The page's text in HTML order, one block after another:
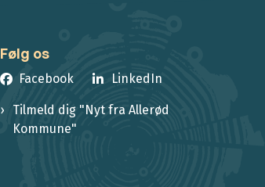
Følg os
Facebook LinkedIn
Tilmeld dig "Nyt fra Allerød
Kommune"